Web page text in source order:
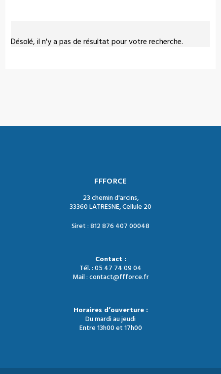
Désolé, il n'y a pas de résultat pour votre recherche.
FFFORCE
23 chemin d'arcins,
33360 LATRESNE, Cellule 20
Siret : 812 876 407 00048
Contact :
Tél. : 05 47 74 09 04
Mail : contact@ffforce.fr
Horaires d’ouverture :
Du mardi au jeudi
Entre 13h00 et 17h00